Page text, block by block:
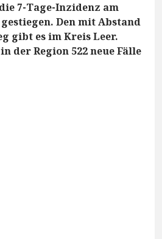
7-Tage-Inzidenz am
Den mit Abstand
gibt es im Kreis Leer.
der Region 522 neue Fälle